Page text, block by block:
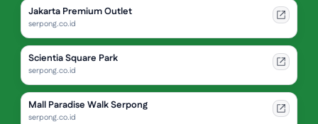
Jakarta Premium Outlet
serpong.co.id
Scientia Square Park
serpong.co.id
Mall Paradise Walk Serpong
serpong.co.id